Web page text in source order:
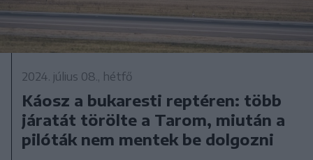
2024. július 08., hétfő
Káosz a bukaresti reptéren: több
járatát törölte a Tarom, miután a
pilóták nem mentek be dolgozni